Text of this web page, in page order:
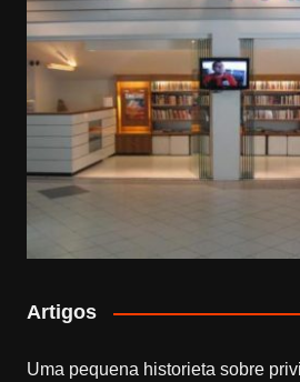
Artigos
Uma pequena historieta sobre